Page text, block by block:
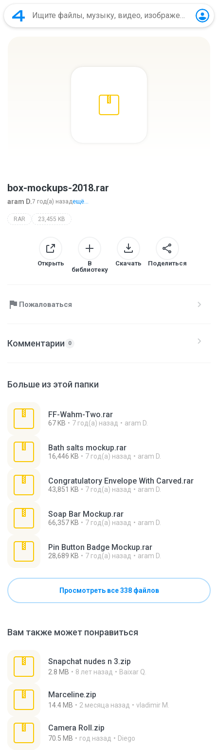
box-mockups-2018.rar
aram D.7 год(а) назадещё...
RAR 23,455 KB
Открыть
В
библиотеку
Скачать Поделиться
Пожаловаться
Комментарии 0
Больше из этой папки
FF-Wahm-Two.rar
67 KB 7 год(а) назад aram D.
Bath salts mockup.rar
16,446 KB 7 год(а) назад aram D.
Congratulatory Envelope With Carved.rar
43,851 KB 7 год(а) назад aram D.
Soap Bar Mockup.rar
66,357 KB 7 год(а) назад aram D.
Pin Button Badge Mockup.rar
28,689 KB 7 год(а) назад aram D.
Просмотреть все 338 файлов
Вам также может понравиться
Snapchat nudes n 3.zip
2.8 MB 8 лет назад Baixar Q.
Marceline.zip
14.4 MB 2 месяца назад vladimir M.
Camera Roll.zip
70.5 MB год назад Diego